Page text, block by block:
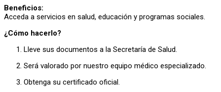
Beneficios:
Acceda a servicios en salud, educación y programas sociales.
¿Cómo hacerlo?
Lleve sus documentos a la Secretaría de Salud.
Será valorado por nuestro equipo médico especializado.
Obtenga su certificado oficial.